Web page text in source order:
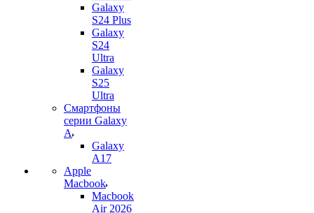
Galaxy
S24 Plus
Galaxy
S24
Ultra
Galaxy
S25
Ultra
Смартфоны
серии Galaxy
A
Galaxy
A17
Apple
Macbook
Macbook
Air 2026